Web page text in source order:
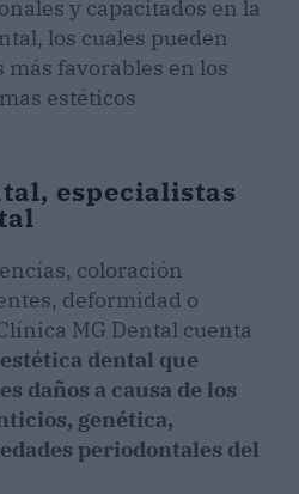
y capacitados en la
los cuales pueden
favorables en los
estéticos
especialistas
coloración
deformidad o
MG Dental cuenta
dental que
daños a causa de los
genética,
periodontales del